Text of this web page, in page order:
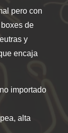
pero con
de
y
encaja
importado
alta